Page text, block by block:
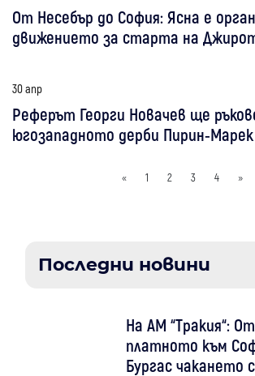
От Несебър до София: Ясна е
движението за старта на
30 апр
Реферът Георги Новачев ще
югозападното дерби Пирин-Марек
« 1 2 3 4 »
Последни новини
На АМ “Тракия“:
платното към
Бургас чакането